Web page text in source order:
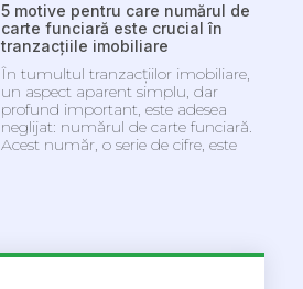
5 motive pentru care numărul de
carte funciară este crucial în
tranzacțiile imobiliare
În tumultul tranzacțiilor imobiliare,
un aspect aparent simplu, dar
profund important, este adesea
neglijat: numărul de carte funciară.
Acest număr, o serie de cifre, este